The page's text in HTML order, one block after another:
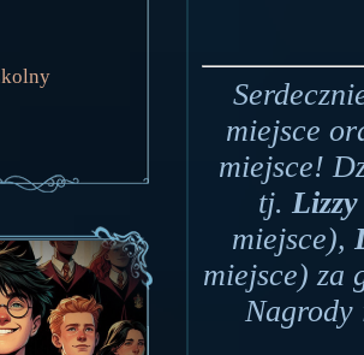
miejsce
miejsce!
tj.
miejsce),
miejsce) za
Nagrody